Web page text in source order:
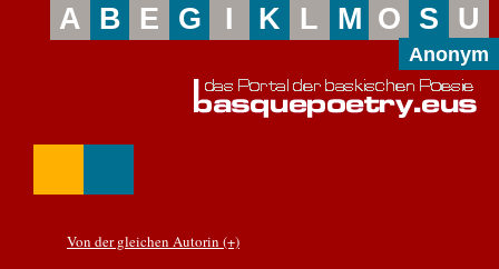
A B E G I K L M O S U
Anonym
Von der gleichen Autorin (+)